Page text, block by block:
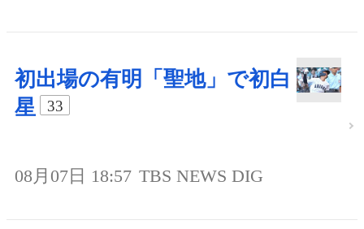
初出場の有明「聖地」で初白
星
33
08月07日 18:57 TBS NEWS DIG